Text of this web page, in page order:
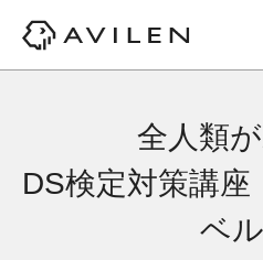
全人類
DS検定対策講
ベル